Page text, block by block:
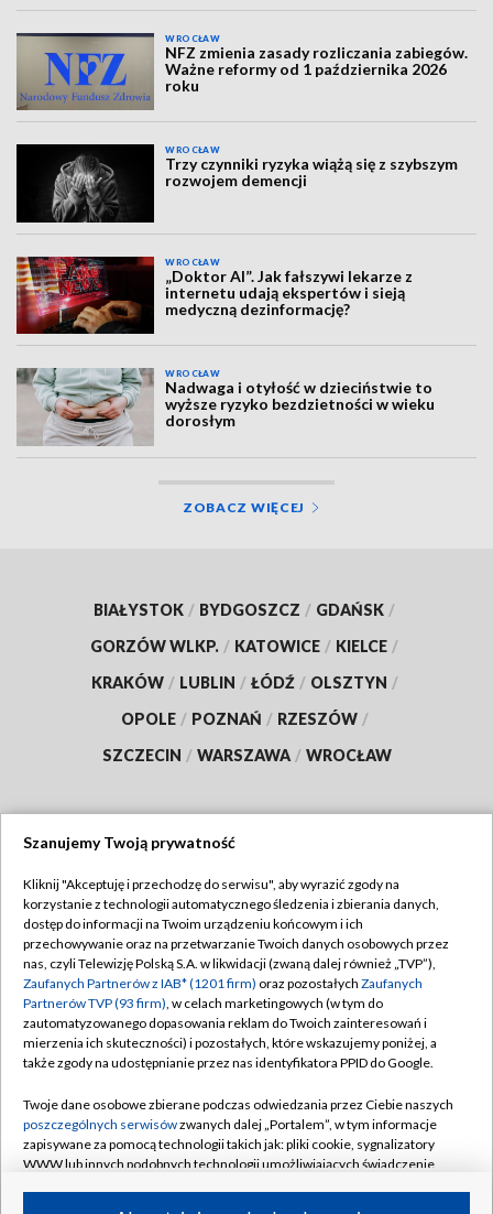
WROCŁAW
NFZ zmienia zasady rozliczania zabiegów.
Ważne reformy od 1 października 2026
roku
WROCŁAW
Trzy czynniki ryzyka wiążą się z szybszym
rozwojem demencji
WROCŁAW
„Doktor AI”. Jak fałszywi lekarze z
internetu udają ekspertów i sieją
medyczną dezinformację?
WROCŁAW
Nadwaga i otyłość w dzieciństwie to
wyższe ryzyko bezdzietności w wieku
dorosłym
ZOBACZ WIĘCEJ
BIAŁYSTOK / BYDGOSZCZ / GDAŃSK /
GORZÓW WLKP. / KATOWICE / KIELCE /
KRAKÓW / LUBLIN / ŁÓDŹ / OLSZTYN /
OPOLE / POZNAŃ / RZESZÓW /
SZCZECIN / WARSZAWA / WROCŁAW
TVP
Abonament TVP
Emisja w TVP
Centrum informacji TVP
Naziemna Telewizja Cyfrowa
Rada Programowa
System NOS
Informacje o nadawcy
Regulamin TVP
Polityka prywatności
Moje zgody
Pomoc
Kontakt
Kanały
Szanujemy Twoją prywatność
Kliknij "Akceptuję i przechodzę do serwisu", aby wyrazić zgody na
korzystanie z technologii automatycznego śledzenia i zbierania danych,
dostęp do informacji na Twoim urządzeniu końcowym i ich
przechowywanie oraz na przetwarzanie Twoich danych osobowych przez
nas, czyli Telewizję Polską S.A. w likwidacji (zwaną dalej również „TVP”),
Zaufanych Partnerów z IAB* (1201 firm) oraz pozostałych Zaufanych
Partnerów TVP (93 firm), w celach marketingowych (w tym do
zautomatyzowanego dopasowania reklam do Twoich zainteresowań i
mierzenia ich skuteczności) i pozostałych, które wskazujemy poniżej, a
także zgody na udostępnianie przez nas identyfikatora PPID do Google.
Twoje dane osobowe zbierane podczas odwiedzania przez Ciebie naszych
poszczególnych serwisówzwanych dalej „Portalem”, w tym informacje
zapisywane za pomocą technologii takich jak: pliki cookie, sygnalizatory
WWW lub innych podobnych technologii umożliwiających świadczenie